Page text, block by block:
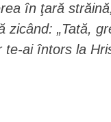
în ţară
„Tată,
te-ai întors la